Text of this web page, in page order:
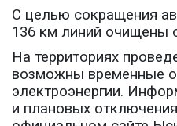
С целью сокращения
136 км линий очищены
На территориях
возможны временные
электроэнергии.
и плановых